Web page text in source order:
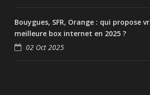
Bouygues, SFR, Orange : qui propose
meilleure box internet en 2025 ?
02 Oct 2025